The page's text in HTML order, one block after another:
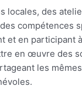
locales, des
et en participant
en œuvre des
les